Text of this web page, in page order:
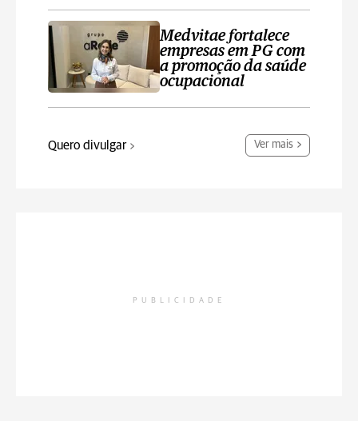
Medvitae fortalece
empresas em PG com
a promoção da saúde
ocupacional
Quero divulgar Ver mais
PUBLICIDADE